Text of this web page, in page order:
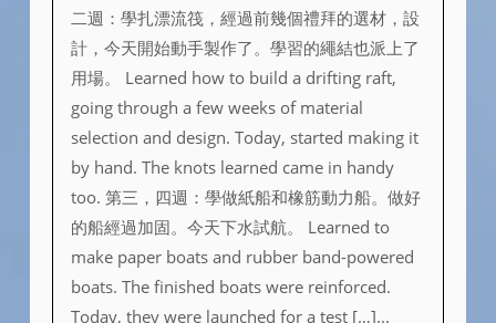
二週：學扎漂流筏，經過前幾個禮拜的選材，設
計，今天開始動手製作了。學習的繩結也派上了
用場。 Learned how to build a drifting raft,
going through a few weeks of material
selection and design. Today, started making it
by hand. The knots learned came in handy
too. 第三，四週：學做紙船和橡筋動力船。做好
的船經過加固。今天下水試航。 Learned to
make paper boats and rubber band-powered
boats. The finished boats were reinforced.
Today, they were launched for a test […]...